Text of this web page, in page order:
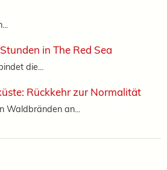
in The Red Sea
die...
Rückkehr zur Normalität
an...